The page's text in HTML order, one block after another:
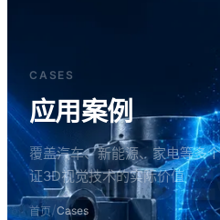
CASES
应用案例
覆盖汽车、新能源、家电等多
证3D视觉技术的实际价值
首页/Cases